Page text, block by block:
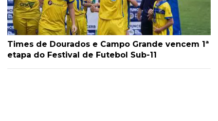
Times de Dourados e Campo Grande vencem 1ª
etapa do Festival de Futebol Sub-11